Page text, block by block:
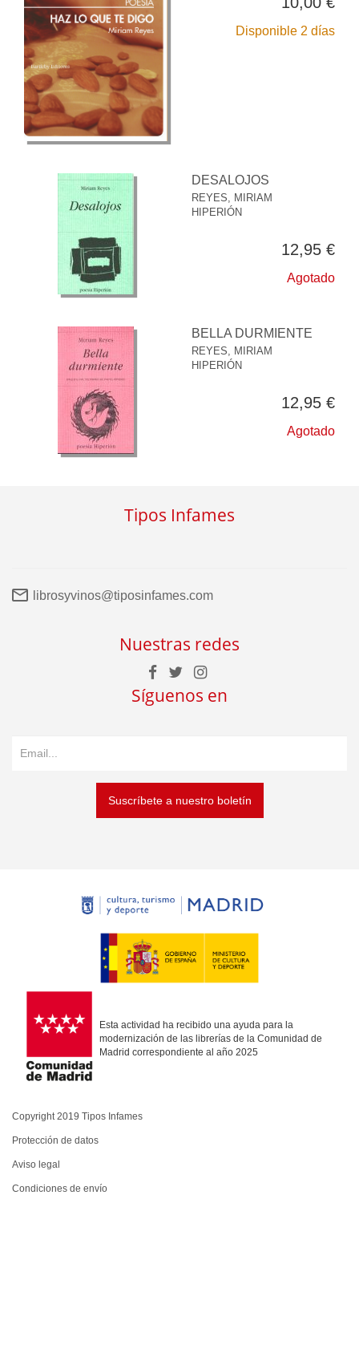
Disponible 2 días
DESALOJOS
REYES, MIRIAM
HIPERIÓN
12,95 €
Agotado
BELLA DURMIENTE
REYES, MIRIAM
HIPERIÓN
12,95 €
Agotado
Tipos Infames
librosyvinos@tiposinfames.com
Nuestras redes
Síguenos en
Suscríbete a nuestro boletín
Esta actividad ha recibido una ayuda para la
modernización de las librerías de la Comunidad de
Madrid correspondiente al año 2025
Copyright 2019 Tipos Infames
Protección de datos
Aviso legal
Condiciones de envío